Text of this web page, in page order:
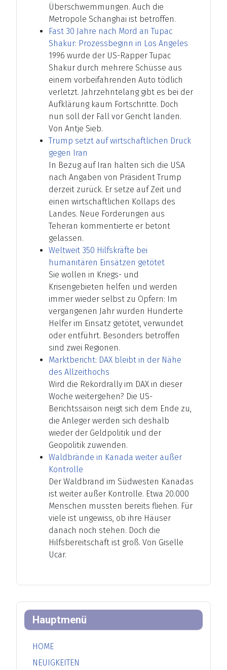
Hauptmenü
HOME
NEUIGKEITEN
Überschwemmungen. Auch die
Metropole Schanghai ist betroffen.
Fast 30 Jahre nach Mord an Tupac
Shakur: Prozessbeginn in Los Angeles
1996 wurde der US-Rapper Tupac
Shakur durch mehrere Schüsse aus
einem vorbeifahrenden Auto tödlich
verletzt. Jahrzehntelang gibt es bei der
Aufklärung kaum Fortschritte. Doch
nun soll der Fall vor Gericht landen.
Von Antje Sieb.
Trump setzt auf wirtschaftlichen Druck
gegen Iran
In Bezug auf Iran halten sich die USA
nach Angaben von Präsident Trump
derzeit zurück. Er setze auf Zeit und
einen wirtschaftlichen Kollaps des
Landes. Neue Forderungen aus
Teheran kommentierte er betont
gelassen.
Weltweit 350 Hilfskräfte bei
humanitären Einsätzen getötet
Sie wollen in Kriegs- und
Krisengebieten helfen und werden
immer wieder selbst zu Opfern: Im
vergangenen Jahr wurden Hunderte
Helfer im Einsatz getötet, verwundet
oder entführt. Besonders betroffen
sind zwei Regionen.
Marktbericht: DAX bleibt in der Nähe
des Allzeithochs
Wird die Rekordrally im DAX in dieser
Woche weitergehen? Die US-
Berichtssaison neigt sich dem Ende zu,
die Anleger werden sich deshalb
wieder der Geldpolitik und der
Geopolitik zuwenden.
Waldbrände in Kanada weiter außer
Kontrolle
Der Waldbrand im Südwesten Kanadas
ist weiter außer Kontrolle. Etwa 20.000
Menschen mussten bereits fliehen. Für
viele ist ungewiss, ob ihre Häuser
danach noch stehen. Doch die
Hilfsbereitschaft ist groß. Von Giselle
Ucar.